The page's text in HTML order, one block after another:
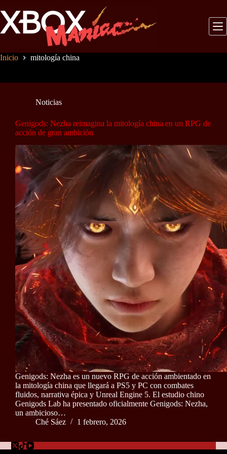
al
contenido
Inicio mitología china
Noticias
Genigods: Nezha reimagina la mitología china en un RPG de
acción de gran ambición
Genigods: Nezha es un nuevo RPG de acción ambientado en
la mitología china que llegará a PS5 y PC con combates
fluidos, narrativa épica y Unreal Engine 5. El estudio chino
Genigods Lab ha presentado oficialmente Genigods: Nezha,
un ambicioso…
Ché Sáez
1 febrero, 2026